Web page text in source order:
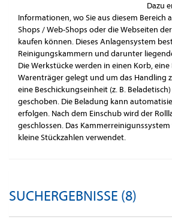
Dazu
Informationen, wo Sie aus diesem Bereich
Shops / Web-Shops oder die Webseiten
kaufen können. Dieses Anlagensystem
Reinigungskammern und darunter
Die Werkstücke werden in einen Korb,
Warenträger gelegt und um das Handling
eine Beschickungseinheit (z. B.
geschoben. Die Beladung kann
erfolgen. Nach dem Einschub wird der
geschlossen. Das
kleine Stückzahlen verwendet.
SUCHERGEBNISSE (8)